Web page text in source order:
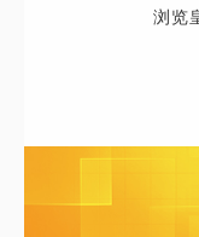
浏览